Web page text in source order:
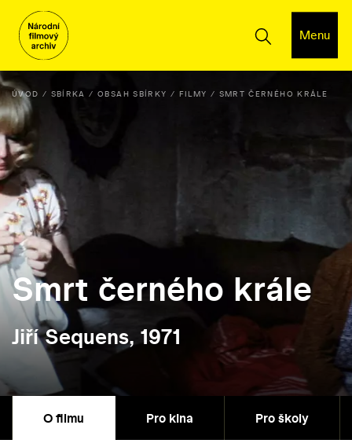
Menu
ÚVOD SBÍRKA OBSAH SBÍRKY FILMY SMRT ČERNÉHO KRÁLE
Smrt černého krále
Jiří Sequens, 1971
O filmu Pro kina Pro školy